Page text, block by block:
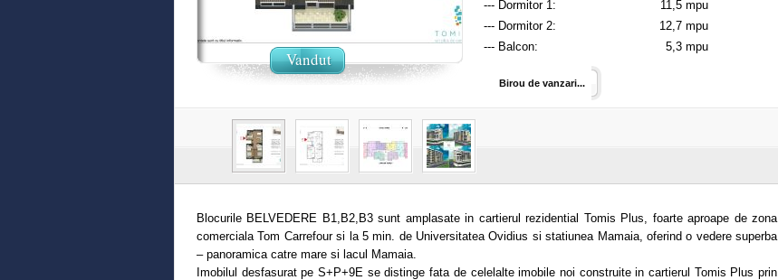
Vandut
--- Dormitor 1:
11,5 mpu
--- Dormitor 2:
12,7 mpu
--- Balcon:
5,3 mpu
Birou de vanzari...
Blocurile BELVEDERE B1,B2,B3 sunt amplasate in cartierul rezidential Tomis Plus, foarte aproape de zona
comerciala Tom Carrefour si la 5 min. de Universitatea Ovidius si statiunea Mamaia, oferind o vedere superba
– panoramica catre mare si lacul Mamaia.
Imobilul desfasurat pe S+P+9E se distinge fata de celelalte imobile noi construite in cartierul Tomis Plus prin